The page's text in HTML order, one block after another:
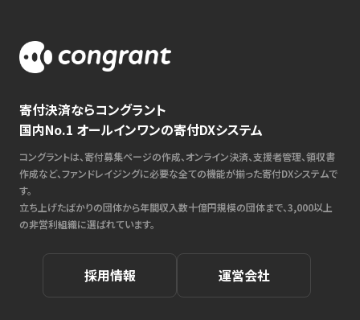
寄付決済ならコングラント
国内No.1 オールインワンの寄付DXシステム
コングラントは、寄付募集ページの作成、オンライン決済、支援者管理、領収書
作成など、ファンドレイジングに必要な全ての機能が揃った寄付DXシステムで
す。
立ち上げたばかりの団体から年間収入数十億円規模の団体まで、3,000以上
の非営利組織に選ばれています。
採用情報 運営会社